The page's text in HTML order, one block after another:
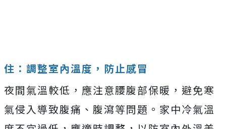
住：調整室內溫度，防止感冒
夜間氣溫較低，應注意腰腹部保暖，避免寒
氣侵入導致腹痛、腹瀉等問題。家中冷氣溫